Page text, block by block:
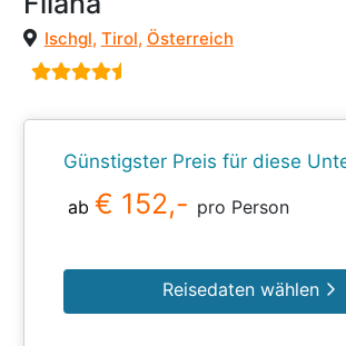
Ischgl, Tirol, Österreich
Günstigster Preis für diese
ab € 152,- pro Person
Reisedaten wählen